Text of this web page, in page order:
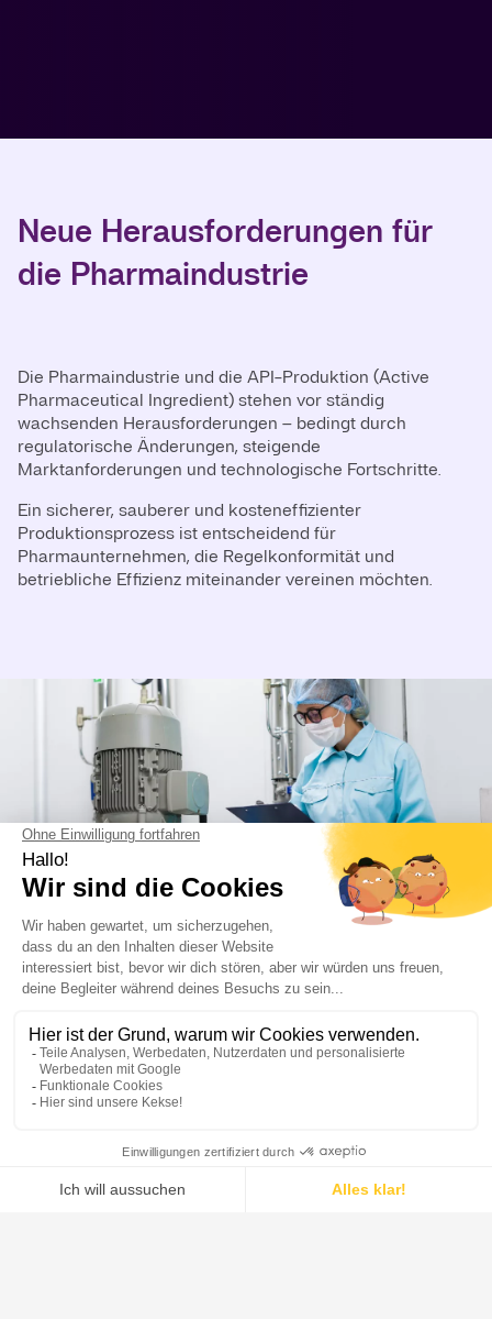
Neue Herausforderungen für
die Pharmaindustrie
Die Pharmaindustrie und die API-Produktion (Active
Pharmaceutical Ingredient) stehen vor ständig
wachsenden Herausforderungen – bedingt durch
regulatorische Änderungen, steigende
Marktanforderungen und technologische Fortschritte.
Ein sicherer, sauberer und kosteneffizienter
Produktionsprozess ist entscheidend für
Pharmaunternehmen, die Regelkonformität und
betriebliche Effizienz miteinander vereinen möchten.
Fortschrittliche Lösungen für
die Pharmaindustrie
Trocknung, Zentrifugation und Prozessverfahren bietet